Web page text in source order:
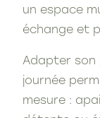
un espace
échange et
Adapter son
journée
mesure :